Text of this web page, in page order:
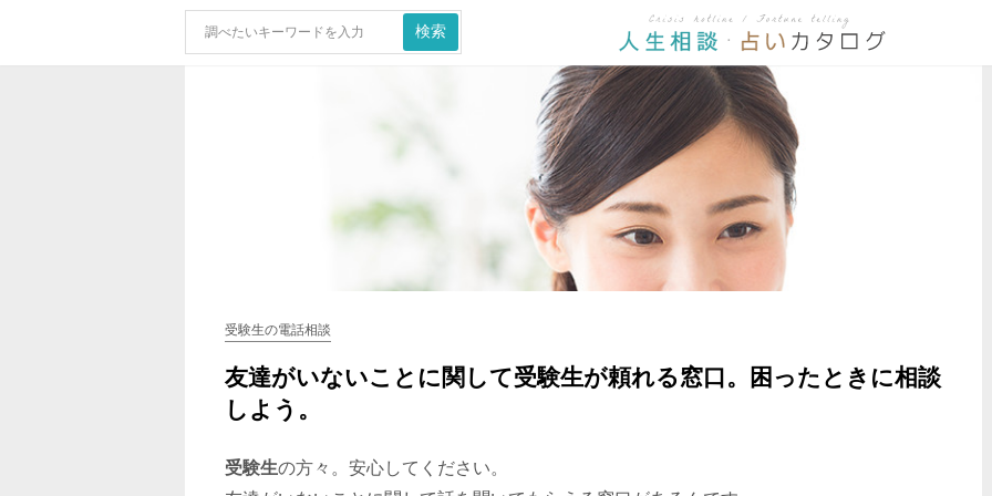
受験生の電話相談
友達がいないことに関して受験生が頼れる窓口。困ったときに相談
しよう。
受験生の方々。安心してください。